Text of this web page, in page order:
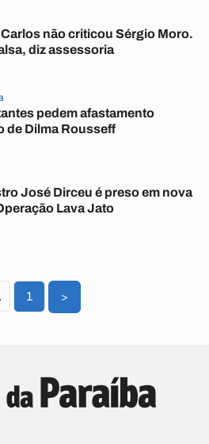
não criticou Sérgio Moro.
diz assessoria
pedem afastamento
de Dilma Rousseff
José Dirceu é preso em nova
Lava Jato
1 >